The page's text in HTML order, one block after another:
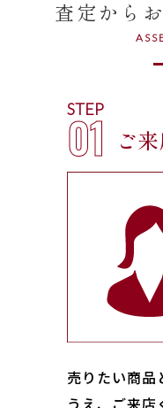
査定から
STEP
01 ご
売りたい商品
うえ、ご来店